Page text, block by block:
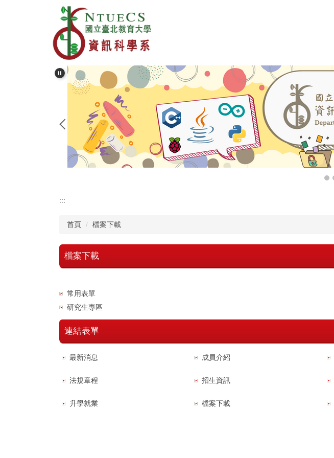
:::
首頁 檔案下載
檔案下載
常用表單
研究生專區
連結表單
最新消息 成員介紹
法規章程 招生資訊
升學就業 檔案下載